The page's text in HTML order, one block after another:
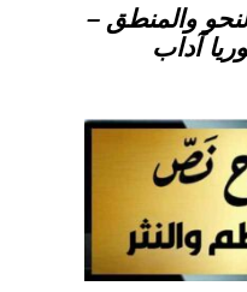
والمنطق –
آداب